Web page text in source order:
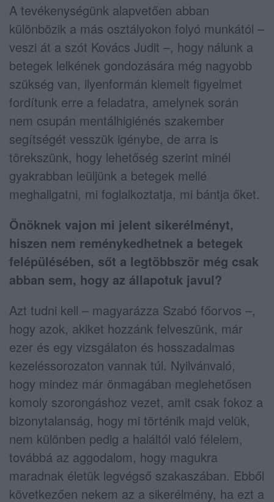
A tevékenységünk alapvetően abban
különbözik a más osztályokon folyó munkától –
veszi át a szót Kovács Judit –, hogy nálunk a
betegek lelkének gondozására még nagyobb
szükség van, ilyenformán kiemelt figyelmet
fordítunk erre a feladatra, amelynek során
nem csupán mentálhigiénés szakember
segítségét vesszük igénybe, de arra is
törekszünk, hogy lehetőség szerint minél
gyakrabban leüljünk a betegek mellé
meghallgatni, mi foglalkoztatja, mi bántja őket.
Önöknek vajon mi jelent sikerélményt,
hiszen nem reménykedhetnek a betegek
felépülésében, sőt a legtöbbször még csak
abban sem, hogy az állapotuk javul?
Azt tudni kell – magyarázza Szabó főorvos –,
hogy azok, akiket hozzánk felveszünk, már
ezer és egy vizsgálaton és hosszadalmas
kezeléssorozaton vannak túl. Nyilvánvaló,
hogy mindez már önmagában meglehetősen
komoly szorongáshoz vezet, amit csak fokoz a
bizonytalanság, hogy mi történik majd velük,
nem különben pedig a haláltól való félelem,
továbbá az aggodalom, hogy magukra
maradnak életük legvégső szakaszában. Ebből
következően nekem az a sikerélmény, ha ezt a